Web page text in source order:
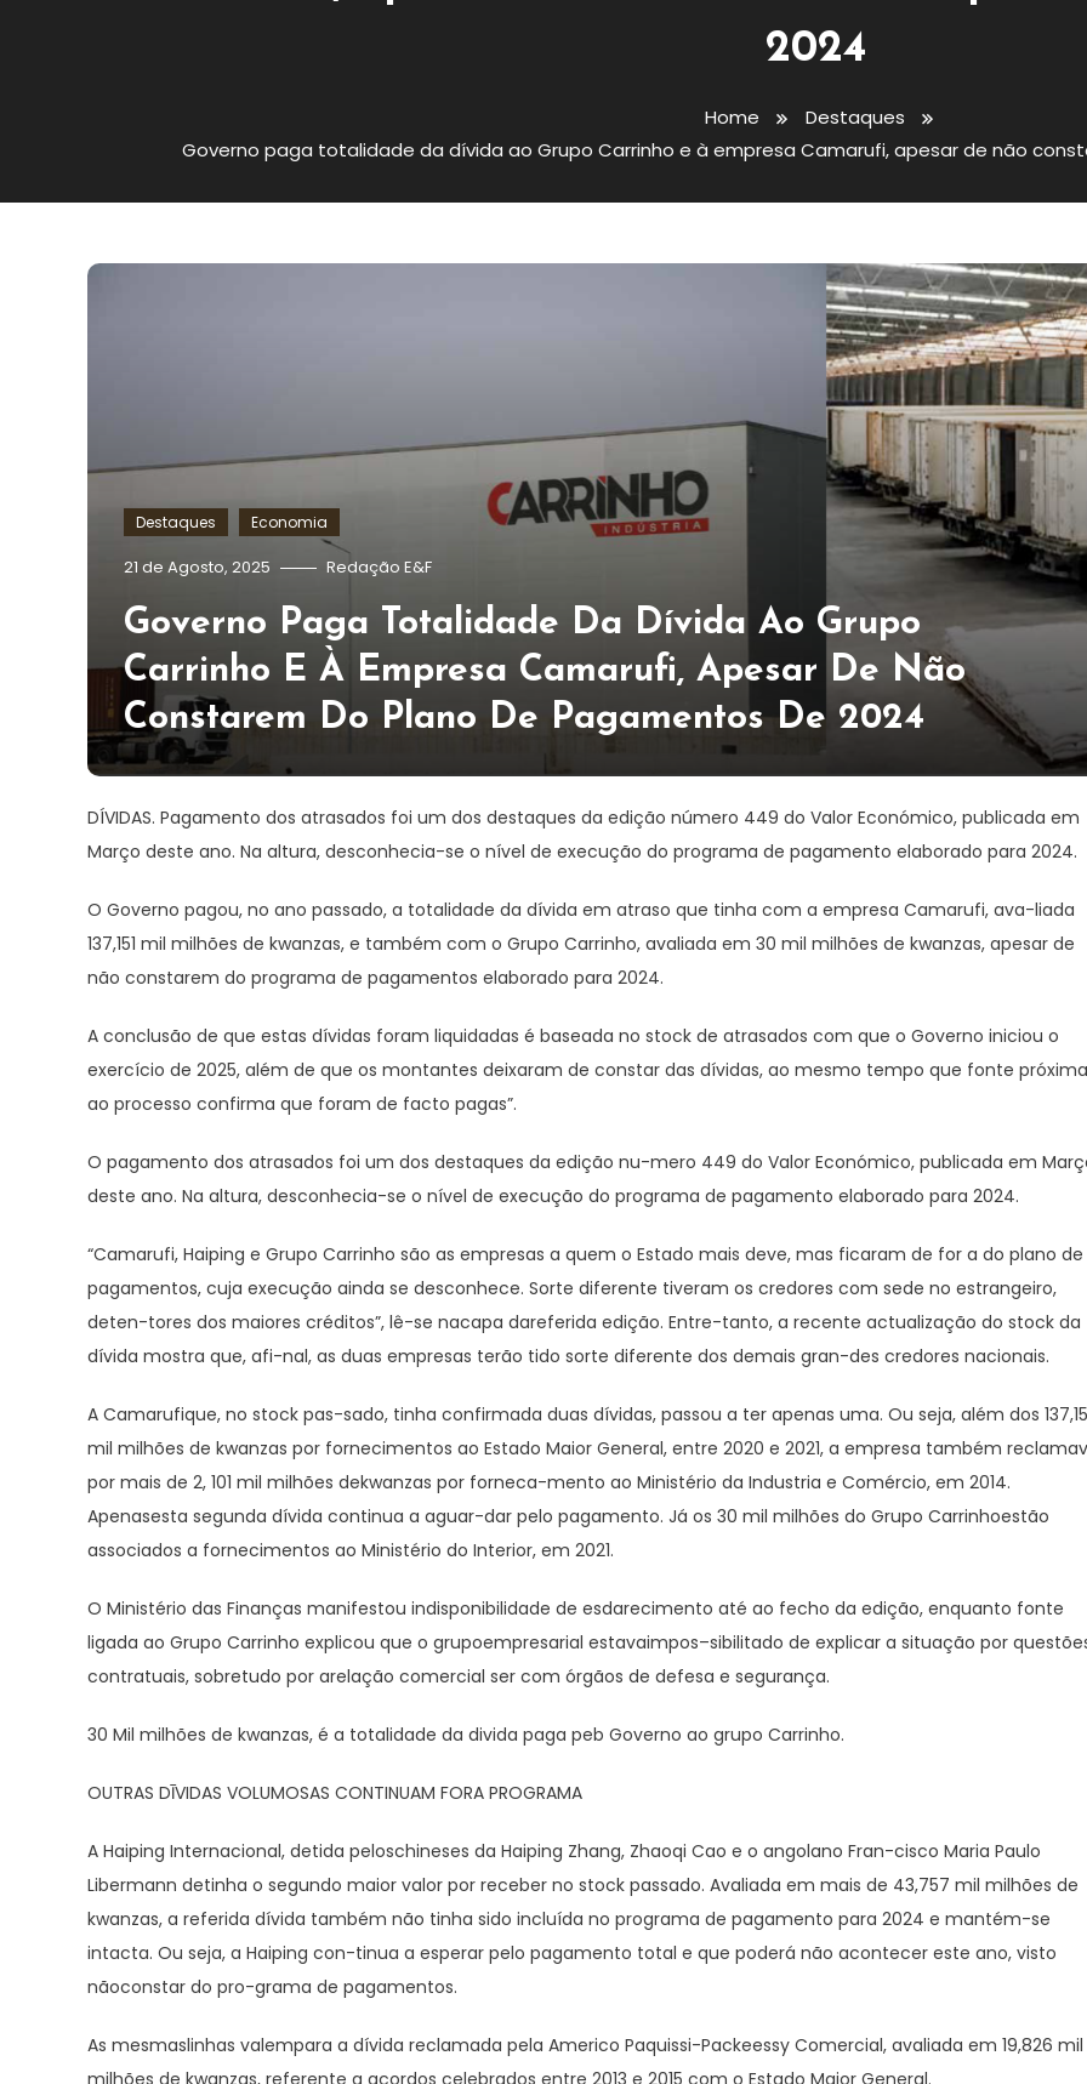
2024
Home
Destaques
Governo paga totalidade da dívida ao Grupo Carrinho e à empresa Camarufi, apesar de não
Destaques Economia
21 de Agosto, 2025 Redação E&F
Governo Paga Totalidade Da Dívida Ao Grupo
Carrinho E À Empresa Camarufi, Apesar De Não
Constarem Do Plano De Pagamentos De 2024
DÍVIDAS. Pagamento dos atrasados foi um dos destaques da edição número 449 do Valor Económico, publicada em
Março deste ano. Na altura, desconhecia-se o nível de execução do programa de pagamento elaborado para 2024.
O Governo pagou, no ano passado, a totalidade da dívida em atraso que tinha com a empresa Camarufi, ava-liada
137,151 mil milhões de kwanzas, e também com o Grupo Carrinho, avaliada em 30 mil milhões de kwanzas, apesar de
não constarem do programa de pagamentos elaborado para 2024.
A conclusão de que estas dívidas foram liquidadas é baseada no stock de atrasados com que o Governo iniciou o
exercício de 2025, além de que os montantes deixaram de constar das dívidas, ao mesmo tempo que fonte próxima
ao processo confirma que foram de facto pagas”.
O pagamento dos atrasados foi um dos destaques da edição nu-mero 449 do Valor Económico, publicada em
deste ano. Na altura, desconhecia-se o nível de execução do programa de pagamento elaborado para 2024.
“Camarufi, Haiping e Grupo Carrinho são as empresas a quem o Estado mais deve, mas ficaram de for a do plano de
pagamentos, cuja execução ainda se desconhece. Sorte diferente tiveram os credores com sede no estrangeiro,
deten-tores dos maiores créditos”, lê-se nacapa dareferida edição. Entre-tanto, a recente actualização do stock da
dívida mostra que, afi-nal, as duas empresas terão tido sorte diferente dos demais gran-des credores nacionais.
A Camarufique, no stock pas-sado, tinha confirmada duas dívidas, passou a ter apenas uma. Ou seja, além dos
mil milhões de kwanzas por fornecimentos ao Estado Maior General, entre 2020 e 2021, a empresa também
por mais de 2, 101 mil milhões dekwanzas por forneca-mento ao Ministério da Industria e Comércio, em 2014.
Apenasesta segunda dívida continua a aguar-dar pelo pagamento. Já os 30 mil milhões do Grupo Carrinhoestão
associados a fornecimentos ao Ministério do Interior, em 2021.
O Ministério das Finanças manifestou indisponibilidade de esdarecimento até ao fecho da edição, enquanto fonte
ligada ao Grupo Carrinho explicou que o grupoempresarial estavaimpos–sibilitado de explicar a situação por
contratuais, sobretudo por arelação comercial ser com órgãos de defesa e segurança.
30 Mil milhões de kwanzas, é a totalidade da divida paga peb Governo ao grupo Carrinho.
OUTRAS DĪVIDAS VOLUMOSAS CONTINUAM FORA PROGRAMA
A Haiping Internacional, detida peloschineses da Haiping Zhang, Zhaoqi Cao e o angolano Fran-cisco Maria Paulo
Libermann detinha o segundo maior valor por receber no stock passado. Avaliada em mais de 43,757 mil milhões de
kwanzas, a referida dívida também não tinha sido incluída no programa de pagamento para 2024 e mantém-se
intacta. Ou seja, a Haiping con-tinua a esperar pelo pagamento total e que poderá não acontecer este ano, visto
nãoconstar do pro-grama de pagamentos.
As mesmaslinhas valempara a dívida reclamada pela Americo Paquissi-Packeessy Comercial, avaliada em 19,826 mil
milhões de kwanzas, referente a acordos celebrados entre 2013 e 2015 com o Estado Maior General.